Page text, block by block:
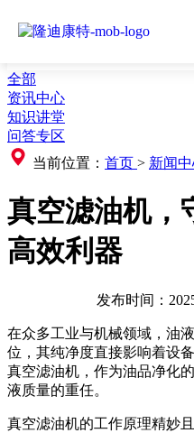
全部
资讯中心
知识讲堂
问答专区
当前位置： 首页 > 新闻
真空滤油机，
高效利器
发布时间：
在众多工业与机械领域，油
位，其纯净度直接影响着设
真空滤油机，作为油品净化
液质量的重任。
真空滤油机的工作原理精妙